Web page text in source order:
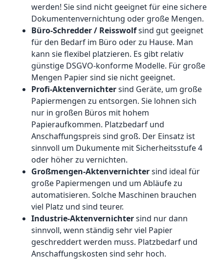
werden! Sie sind nicht geeignet für eine sichere
Dokumentenvernichtung oder große Mengen.
Büro-Schredder / Reisswolfsind gut geeignet
für den Bedarf im Büro oder zu Hause. Man
kann sie flexibel platzieren. Es gibt relativ
günstige DSGVO-konforme Modelle. Für große
Mengen Papier sind sie nicht geeignet.
Profi-Aktenvernichtersind Geräte, um große
Papiermengen zu entsorgen. Sie lohnen sich
nur in großen Büros mit hohem
Papieraufkommen. Platzbedarf und
Anschaffungspreis sind groß. Der Einsatz ist
sinnvoll um Dukumente mit Sicherheitsstufe 4
oder höher zu vernichten.
Großmengen-Aktenvernichtersind ideal für
große Papiermengen und um Abläufe zu
automatisieren. Solche Maschinen brauchen
viel Platz und sind teurer.
Industrie-Aktenvernichtersind nur dann
sinnvoll, wenn ständig sehr viel Papier
geschreddert werden muss. Platzbedarf und
Anschaffungskosten sind sehr hoch.